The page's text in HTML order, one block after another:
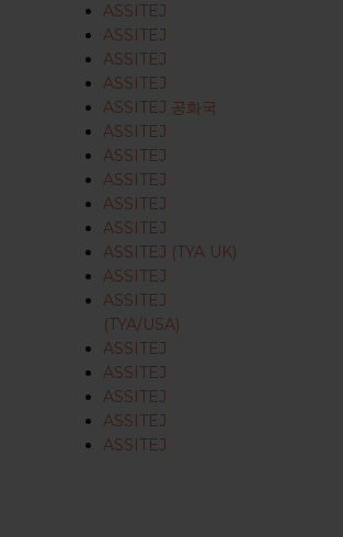
ASSITEJ
ASSITEJ
ASSITEJ
ASSITEJ
ASSITEJ 공화국
ASSITEJ
ASSITEJ
ASSITEJ
ASSITEJ
ASSITEJ
ASSITEJ (TYA UK)
ASSITEJ
ASSITEJ
(TYA/USA)
ASSITEJ
ASSITEJ
ASSITEJ
ASSITEJ
ASSITEJ